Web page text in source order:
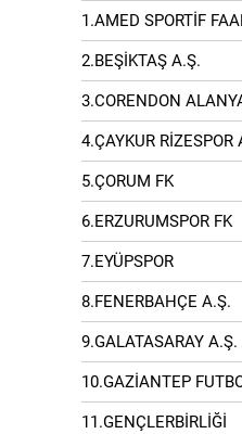
1.AMED SPORTİF
2.BEŞİKTAŞ A.Ş.
3.CORENDON
4.ÇAYKUR RİZESPOR
5.ÇORUM FK
6.ERZURUMSPOR FK
7.EYÜPSPOR
8.FENERBAHÇE A.Ş.
9.GALATASARAY A.Ş.
10.GAZİANTEP
11.GENÇLERBİRLİĞİ